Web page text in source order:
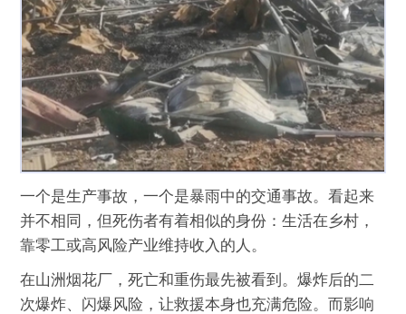
一个是生产事故，一个是暴雨中的交通事故。看起来
并不相同，但死伤者有着相似的身份：生活在乡村，
靠零工或高风险产业维持收入的人。
在山洲烟花厂，死亡和重伤最先被看到。爆炸后的二
次爆炸、闪爆风险，让救援本身也充满危险。而影响